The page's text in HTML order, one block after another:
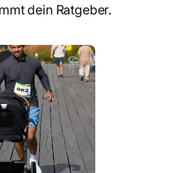
dein Ratgeber.